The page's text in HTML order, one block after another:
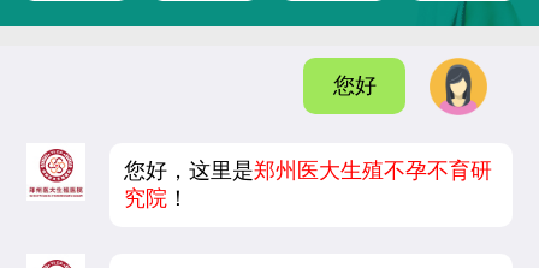
您好
您好，这里是郑州医大生殖不孕不育研
究院 ！